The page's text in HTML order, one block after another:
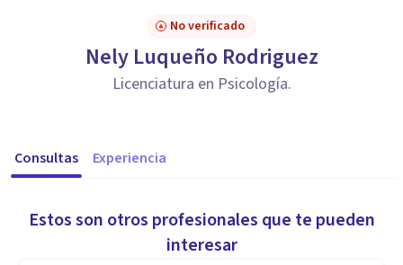
No verificado
Nely Luqueño Rodriguez
Licenciatura en Psicología.
Consultas Experiencia
Estos son otros profesionales que te pueden
interesar